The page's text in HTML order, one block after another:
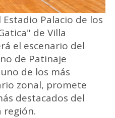
Palacio de los
de Villa
el escenario del
de Patinaje
de los más
zonal, promete
destacados del
región.